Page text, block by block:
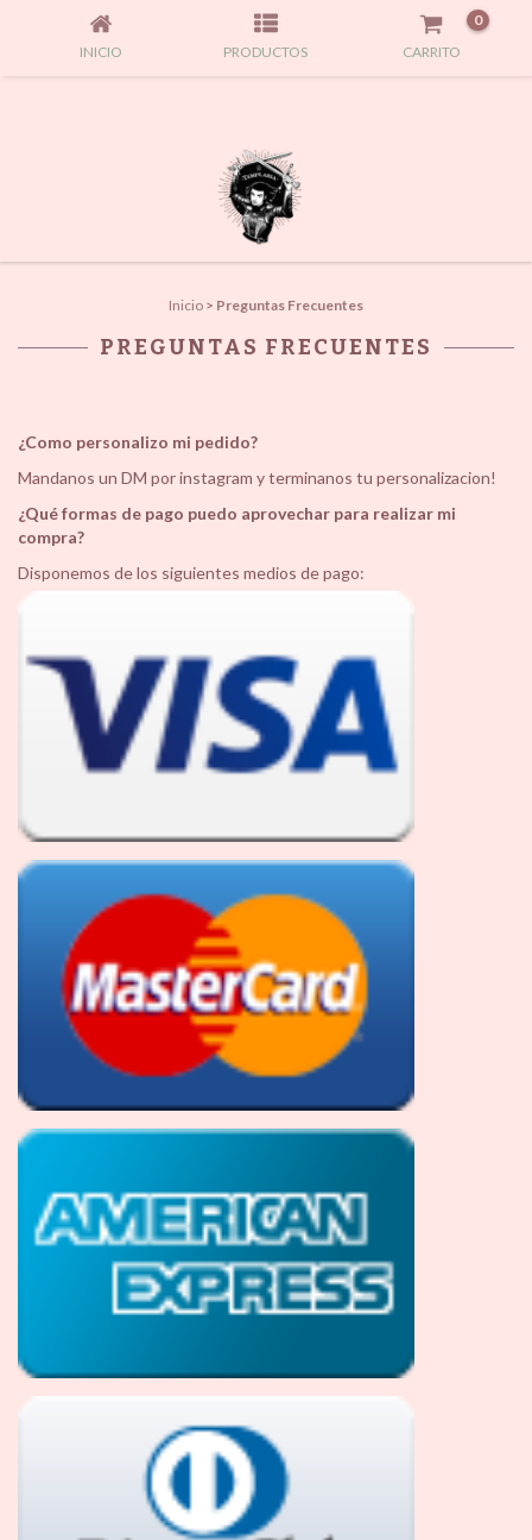
INICIO PRODUCTOS CARRITO
0
Inicio > Preguntas Frecuentes
PREGUNTAS FRECUENTES
¿Como personalizo mi pedido?
Mandanos un DM por instagram y terminanos tu personalizacion!
¿Qué formas de pago puedo aprovechar para realizar mi
compra?
Disponemos de los siguientes medios de pago: